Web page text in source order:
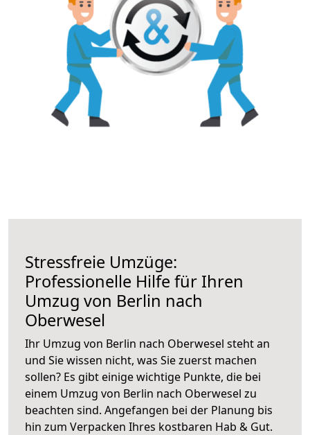
Stressfreie Umzüge:
Professionelle Hilfe für Ihren
Umzug von Berlin nach
Oberwesel
Ihr Umzug von Berlin nach Oberwesel steht an
und Sie wissen nicht, was Sie zuerst machen
sollen? Es gibt einige wichtige Punkte, die bei
einem Umzug von Berlin nach Oberwesel zu
beachten sind. Angefangen bei der Planung bis
hin zum Verpacken Ihres kostbaren Hab & Gut.